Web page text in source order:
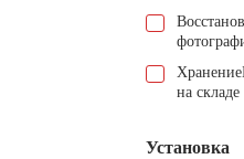
Хранение
на складе
Установка